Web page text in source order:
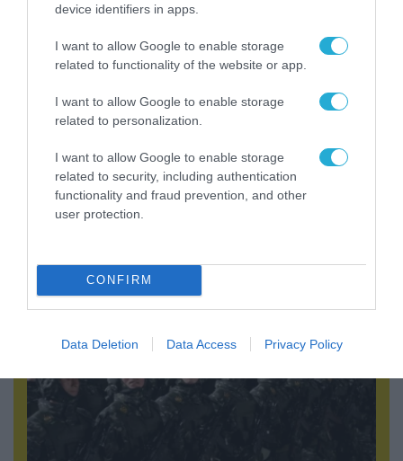
device identifiers in apps.
I want to allow Google to enable storage
related to functionality of the website or app.
I want to allow Google to enable storage
related to personalization.
I want to allow Google to enable storage
related to security, including authentication
functionality and fraud prevention, and other
user protection.
CONFIRM
Data Deletion Data Access Privacy Policy
08.08.2026 | 14:02
Η Τουρκία πουλάει στην Ουκρανία όλο το
αμερικανικό πυραυλικό πυροβολικό της: MLRS